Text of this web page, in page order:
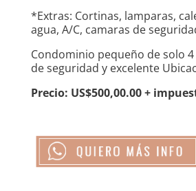
*Extras: Cortinas, lamparas,
agua, A/C, camaras de
Condominio pequeño de solo
de seguridad y excelente
Precio: US$500,00.00 +